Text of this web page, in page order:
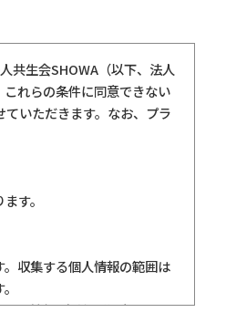
生会SHOWA（以下、法人
れらの条件に同意できない
いただきます。なお、プラ
す。
収集する個人情報の範囲は
る情報 (名前・住所・電話番